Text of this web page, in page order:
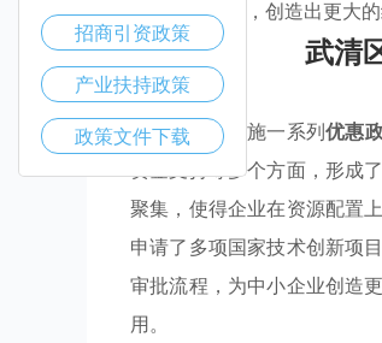
模式得以实现，创造出更大的
武清
武清区积极实施一系列优惠
资金支持等多个方面，形成
聚集，使得企业在资源配置
申请了多项国家技术创新项
审批流程，为中小企业创造
用。
招商引资政策
产业扶持政策
政策文件下载